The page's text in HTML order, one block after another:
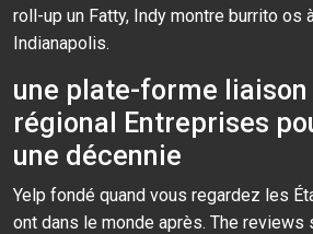
roll-up un Fatty, Indy montre burrito os
Indianapolis.
une plate-forme
régional Entreprises
une décennie
Yelp fondé quand vous regardez les
ont dans le monde après. The reviews